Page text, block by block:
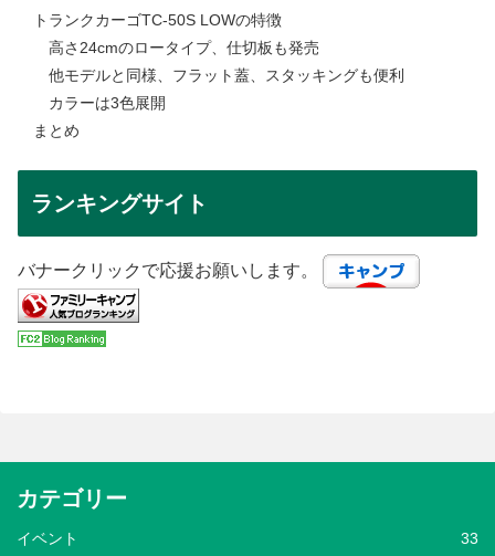
トランクカーゴTC-50S LOWの特徴
高さ24cmのロータイプ、仕切板も発売
他モデルと同様、フラット蓋、スタッキングも便利
カラーは3色展開
まとめ
ランキングサイト
バナークリックで応援お願いします。
カテゴリー
イベント 33